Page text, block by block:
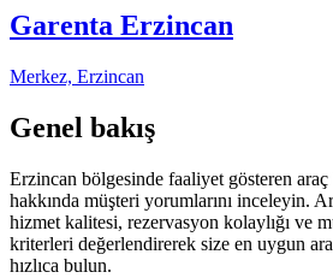
Garenta Erzincan
Merkez, Erzincan
Genel bakış
Erzincan bölgesinde faaliyet gösteren
hakkında müşteri yorumlarını inceleyin.
hizmet kalitesi, rezervasyon kolaylığı ve
kriterleri değerlendirerek size en uygun
hızlıca bulun.